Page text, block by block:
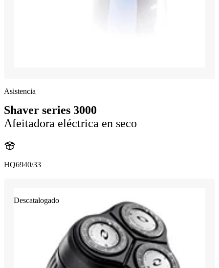
Asistencia
Shaver series 3000
Afeitadora eléctrica en seco
HQ6940/33
Descatalogado